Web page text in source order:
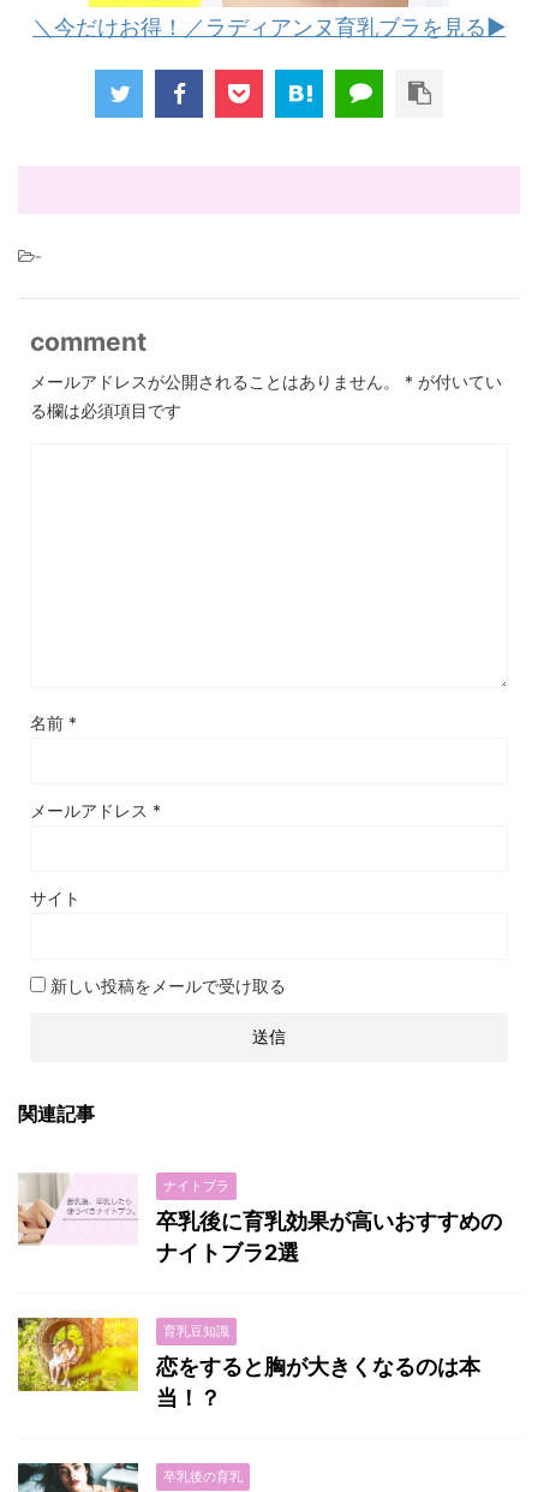
＼今だけお得！／ラディアンヌ育乳ブラを見る▶︎
-
comment
メールアドレスが公開されることはありません。 * が付いてい
る欄は必須項目です
名前 *
メールアドレス *
サイト
新しい投稿をメールで受け取る
関連記事
ナイトブラ
卒乳後に育乳効果が高いおすすめの
ナイトブラ2選
育乳豆知識
恋をすると胸が大きくなるのは本
当！？
卒乳後の育乳